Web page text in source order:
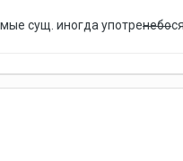
сущ. иногда употренебо